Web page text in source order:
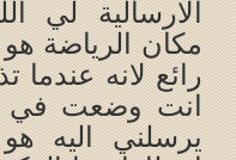
الارسالية لي
مكان الرياضة
رائع لانه عندما
انت وضعت في
يرسلني اليه